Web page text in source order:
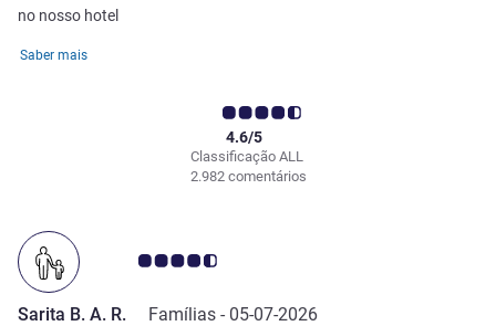
no nosso hotel
Saber mais
Classificação ALL
4.6/5
2.982 comentários
Nota clientes Avis 4.5/5
Sarita B. A. R. Famílias - 05-07-2026